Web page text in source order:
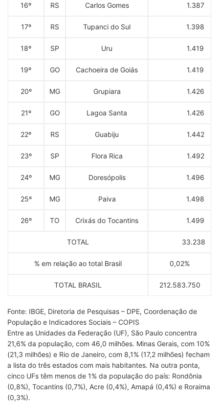
16º RS Carlos Gomes 1.387
17º RS Tupanci do Sul 1.398
18º SP Uru 1.419
19º GO Cachoeira de Goiás 1.419
20º MG Grupiara 1.426
21º GO Lagoa Santa 1.426
22º RS Guabiju 1.442
23º SP Flora Rica 1.492
24º MG Doresópolis 1.496
25º MG Paiva 1.498
26º TO Crixás do Tocantins 1.499
TOTAL 33.238
% em relação ao total Brasil 0,02%
TOTAL BRASIL 212.583.750
Fonte: IBGE, Diretoria de Pesquisas – DPE, Coordenação de
População e Indicadores Sociais – COPIS
Entre as Unidades da Federação (UF), São Paulo concentra
21,6% da população, com 46,0 milhões. Minas Gerais, com 10%
(21,3 milhões) e Rio de Janeiro, com 8,1% (17,2 milhões) fecham
a lista do três estados com mais habitantes. Na outra ponta,
cinco UFs têm menos de 1% da população do país: Rondônia
(0,8%), Tocantins (0,7%), Acre (0,4%), Amapá (0,4%) e Roraima
(0,3%).